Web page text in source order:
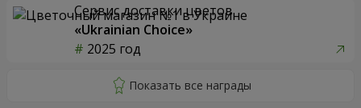
Сервис доставки цветов
«Ukrainian Choice»
2025 год